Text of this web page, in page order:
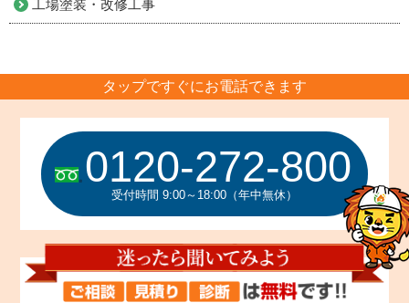
工場塗装・改修工事
タップですぐにお電話できます
0120-272-800
受付時間 9:00～18:00（年中無休）